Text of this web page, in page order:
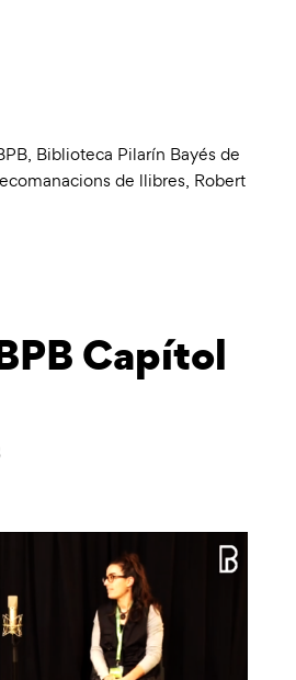
, Biblioteca Pilarín Bayés de
de llibres, Robert
Capítol